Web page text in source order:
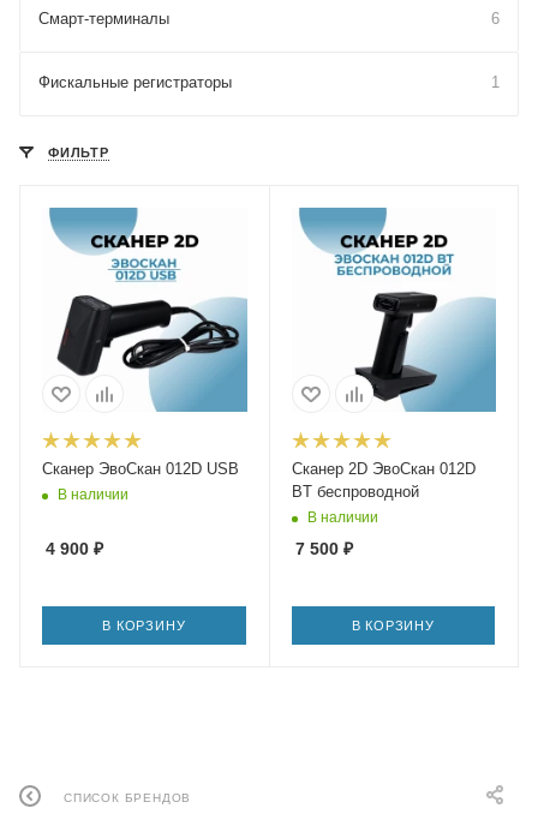
Смарт-терминалы 6
Фискальные регистраторы 1
ФИЛЬТР
Сканер ЭвоСкан 012D USB
В наличии
4 900 ₽
В КОРЗИНУ
Сканер 2D ЭвоСкан 012D
BT беспроводной
В наличии
7 500₽
В КОРЗИНУ
СПИСОК БРЕНДОВ